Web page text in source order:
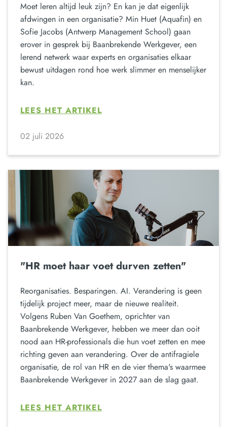
Moet leren altijd leuk zijn? En kan je dat eigenlijk
afdwingen in een organisatie? Min Huet (Aquafin) en
Sofie Jacobs (Antwerp Management School) gaan
erover in gesprek bij Baanbrekende Werkgever, een
lerend netwerk waar experts en organisaties elkaar
bewust uitdagen rond hoe werk slimmer en menselijker
kan.
LEES HET ARTIKEL
02 juli 2026
"HR moet haar voet durven zetten"
Reorganisaties. Besparingen. AI. Verandering is geen
tijdelijk project meer, maar de nieuwe realiteit.
Volgens Ruben Van Goethem, oprichter van
Baanbrekende Werkgever, hebben we meer dan ooit
nood aan HR-professionals die hun voet zetten en mee
richting geven aan verandering. Over de antifragiele
organisatie, de rol van HR en de vier thema's waarmee
Baanbrekende Werkgever in 2027 aan de slag gaat.
LEES HET ARTIKEL